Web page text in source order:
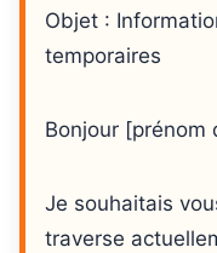
Objet :
temporaires
Bonjour [prénom
Je souhaitais
traverse